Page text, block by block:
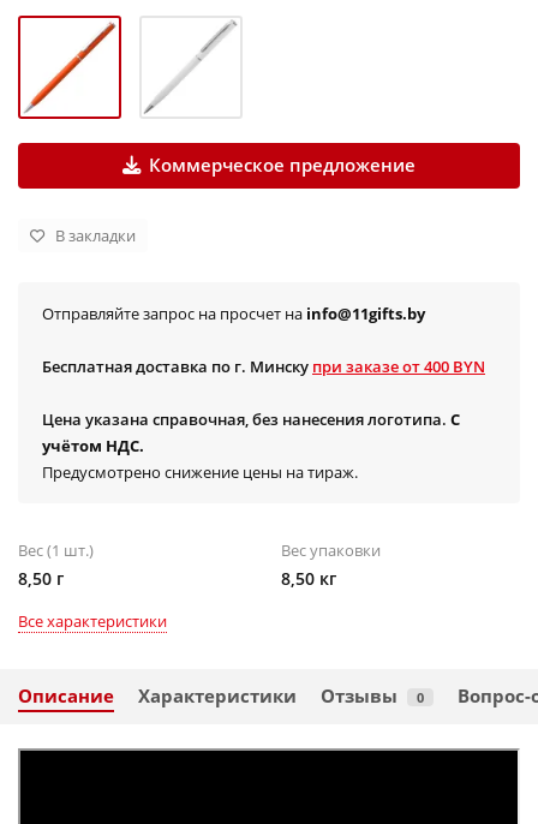
Коммерческое предложение
В закладки
Отправляйте запрос на просчет на info@11gifts.by
Бесплатная доставка по г. Минску при заказе от 400 BYN
Цена указана справочная, без нанесения логотипа. С
учётом НДС.
Предусмотрено снижение цены на тираж.
Вес (1 шт.)
8,50 г
Вес упаковки
8,50 кг
Все характеристики
Описание Характеристики Отзывы 0 Вопрос-